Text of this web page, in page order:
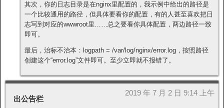
其次，你的日志目录是在nginx里配置的，我示例中给出的路径是
一个比较通用的路径，但具体要看你的配置，有的人甚至喜欢把日
志写到对应的wwwroot里……总之要看你具体配置，两边路径一致
即可。
最后，治标不治本：logpath = /var/log/nginx/error.log，按照路径
创建这个“error.log”文件即可。至少立即就不报错了。
出公告栏
2019 年 7 月 2 日 9:14 上午